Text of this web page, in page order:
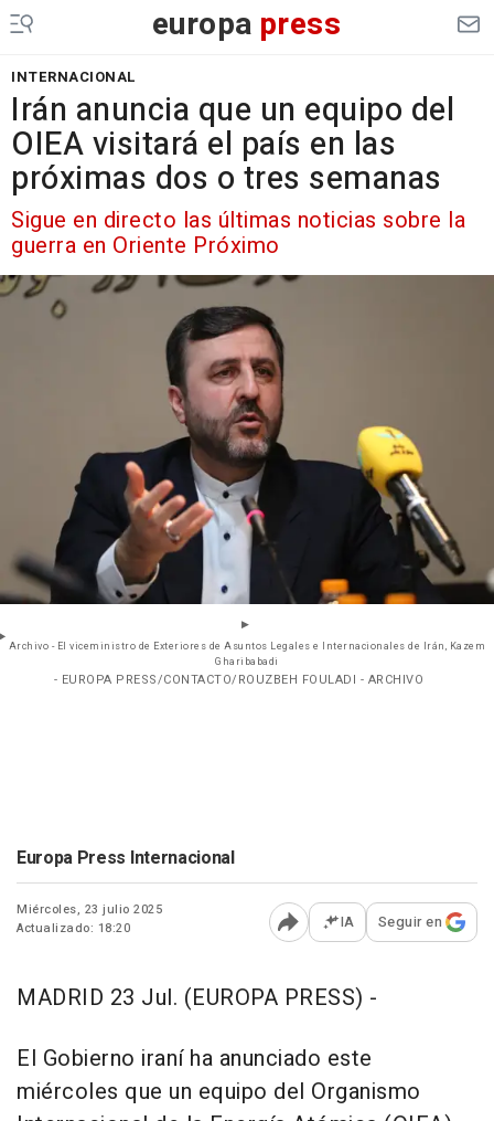
europa press
INTERNACIONAL
Irán anuncia que un equipo del
OIEA visitará el país en las
próximas dos o tres semanas
Sigue en directo las últimas noticias sobre la
guerra en Oriente Próximo
Archivo - El viceministro de Exteriores de Asuntos Legales e Internacionales de Irán, Kazem
Gharibabadi
- EUROPA PRESS/CONTACTO/ROUZBEH FOULADI - ARCHIVO
Europa Press Internacional
Miércoles, 23 julio 2025
Actualizado: 18:20
Abrir opciones para
IA Seguir en
MADRID 23 Jul. (EUROPA PRESS) -
El Gobierno iraní ha anunciado este
miércoles que un equipo del Organismo